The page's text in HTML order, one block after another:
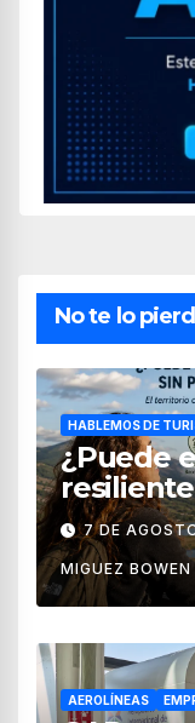
No te lo
HABLEMOS DE
¿Puede
7 DE
MIGUEZ BOWEN
AEROLÍNEAS